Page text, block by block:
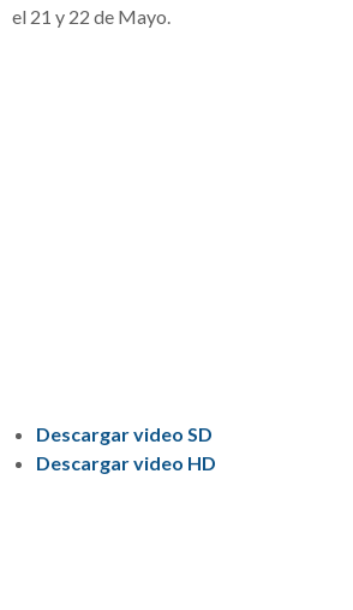
el 21 y 22 de Mayo.
Descargar video SD
Descargar video HD